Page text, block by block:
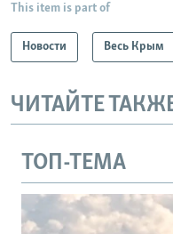
This item is part of
Новости Весь Крым
ЧИТАЙТЕ
ТОП-ТЕМА